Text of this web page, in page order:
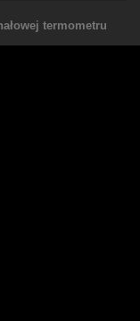
termometru